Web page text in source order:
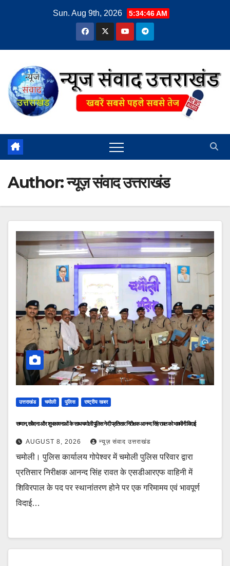
Sun. Aug 9th, 2026 5:34:48 AM
Author:न्यूज़ संवाद उत्तराखंड
उत्तराखंड चमोली पुलिस राष्ट्रीय खबर
सम्मान, संवेदना और शुभकामनाओं के साथ चमोली पुलिस ने दी प्रतिसार निरीक्षक आनन्द सिंह रावत को भावभीनी विदाई
AUGUST 8, 2026 न्यूज़ संवाद उत्तराखंड
चमोली। पुलिस कार्यालय गोपेश्वर में चमोली पुलिस परिवार द्वारा
प्रतिसार निरीक्षक आनन्द सिंह रावत के एसडीआरएफ वाहिनी में
शिविरपाल के पद पर स्थानांतरण होने पर एक गरिमामय एवं भावपूर्ण
विदाई…